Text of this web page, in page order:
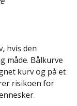
hvis den
måde. Bålkurve
kurv og på et
risikoen for